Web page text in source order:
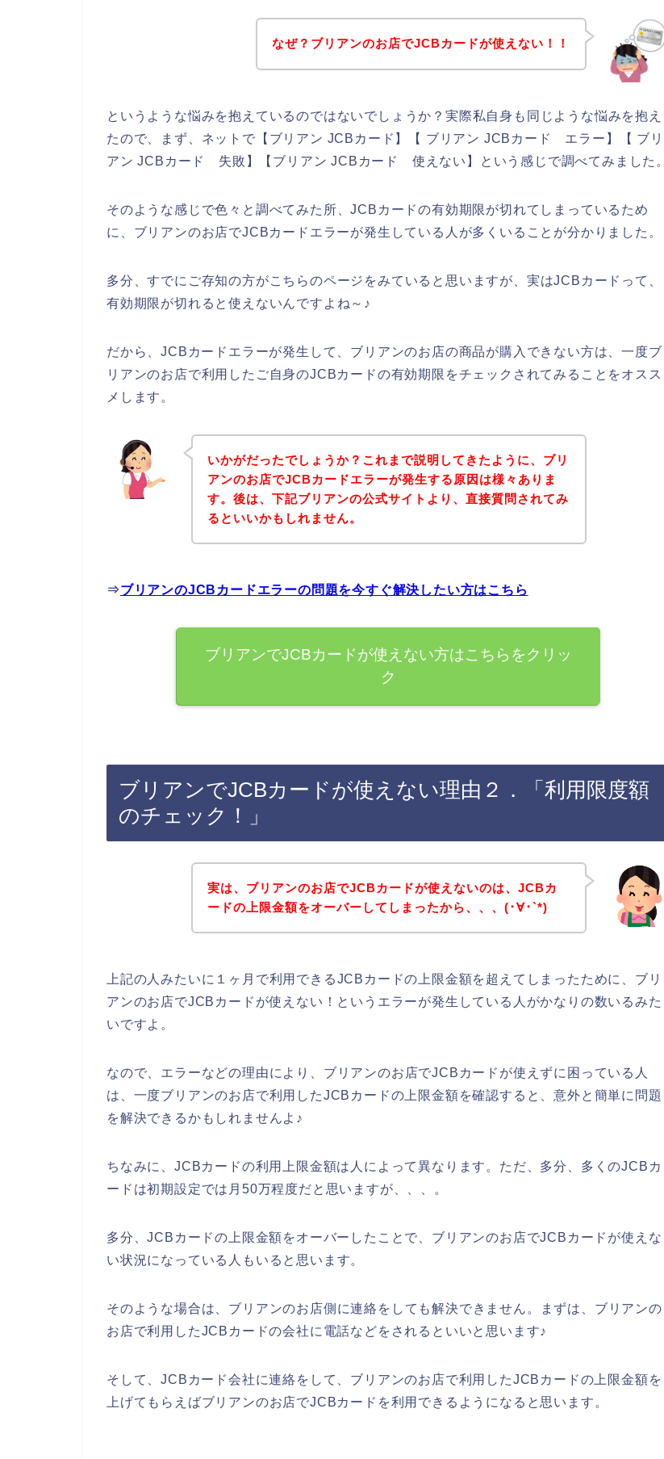
なぜ？ブリアンのお店でJCBカードが使えない！！
というような悩みを抱えているのではないでしょうか？実際私自身も同じような悩みを抱え
たので、まず、ネットで【ブリアン JCBカード】【 ブリアン JCBカード エラー】【 ブリ
アン JCBカード 失敗】【ブリアン JCBカード 使えない】という感じで調べてみました。
そのような感じで色々と調べてみた所、JCBカードの有効期限が切れてしまっているため
に、ブリアンのお店でJCBカードエラーが発生している人が多くいることが分かりました。
多分、すでにご存知の方がこちらのページをみていると思いますが、実はJCBカードって、
有効期限が切れると使えないんですよね～♪
だから、JCBカードエラーが発生して、ブリアンのお店の商品が購入できない方は、一度ブ
リアンのお店で利用したご自身のJCBカードの有効期限をチェックされてみることをオスス
メします。
いかがだったでしょうか？これまで説明してきたように、ブリ
アンのお店でJCBカードエラーが発生する原因は様々ありま
す。後は、下記ブリアンの公式サイトより、直接質問されてみ
るといいかもしれません。
⇒ブリアンのJCBカードエラーの問題を今すぐ解決したい方はこちら
ブリアンでJCBカードが使えない方はこちらをクリッ
ク
ブリアンでJCBカードが使えない理由２．「利用限度額
のチェック！」
実は、ブリアンのお店でJCBカードが使えないのは、JCBカ
ードの上限金額をオーバーしてしまったから、、、(･∀･`*)
上記の人みたいに１ヶ月で利用できるJCBカードの上限金額を超えてしまったために、ブリ
アンのお店でJCBカードが使えない！というエラーが発生している人がかなりの数いるみた
いですよ。
なので、エラーなどの理由により、ブリアンのお店でJCBカードが使えずに困っている人
は、一度ブリアンのお店で利用したJCBカードの上限金額を確認すると、意外と簡単に問題
を解決できるかもしれませんよ♪
ちなみに、JCBカードの利用上限金額は人によって異なります。ただ、多分、多くのJCBカ
ードは初期設定では月50万程度だと思いますが、、、。
多分、JCBカードの上限金額をオーバーしたことで、ブリアンのお店でJCBカードが使えな
い状況になっている人もいると思います。
そのような場合は、ブリアンのお店側に連絡をしても解決できません。まずは、ブリアンの
お店で利用したJCBカードの会社に電話などをされるといいと思います♪
そして、JCBカード会社に連絡をして、ブリアンのお店で利用したJCBカードの上限金額を
上げてもらえばブリアンのお店でJCBカードを利用できるようになると思います。